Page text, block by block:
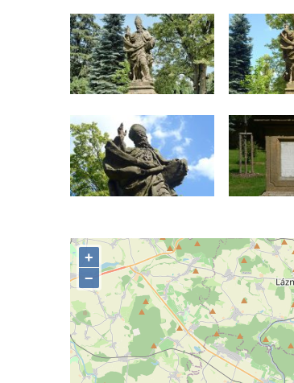
Českých Budějovicích
Socha Krista klesajícího pod křížem u
kostela svatého Mikuláše v Českých
Budějovicích
Socha svatého Jana Nepomuckého u
kostela svaté Rodiny v Českých
Budějovicích
Socha S tebou v parku na Senovážném
náměstí v Českých Budějovicích
Sousoší Humanoidi na Lannově třídě v
Českých Budějovicích
Pomník Vojtěcha Adalberta Lanny v parku
Na Sadech v Českých Budějovicích
Pomník Přemysla Otakara II. v parku Na